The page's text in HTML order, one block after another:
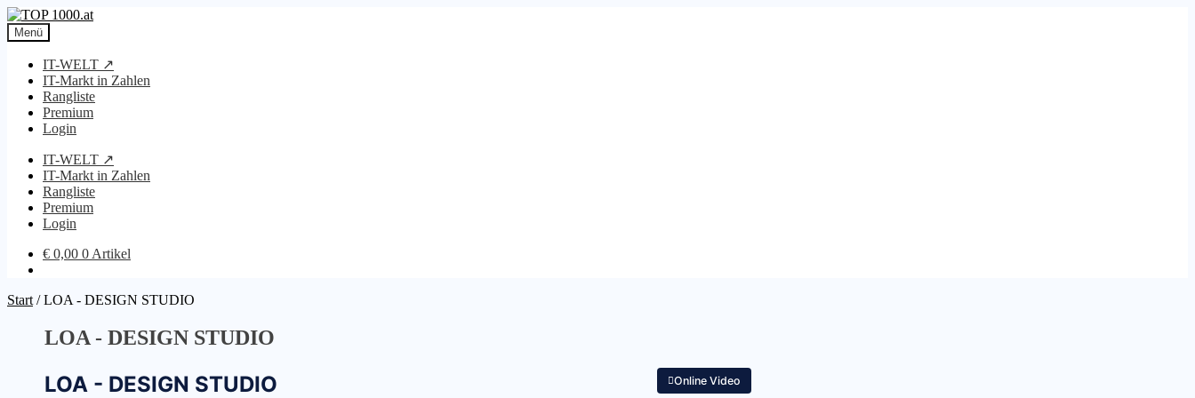
Zur
Navigation
springen
Zum
Inhalt
springen
Menü
IT-WELT ↗
IT-Markt in Zahlen
Rangliste
Premium
Login
IT-WELT ↗
IT-Markt in Zahlen
Rangliste
Premium
Login
€ 0,00 0 Artikel
Start /LOA - DESIGN STUDIO
LOA - DESIGN STUDIO
LOA - DESIGN STUDIO Online Video